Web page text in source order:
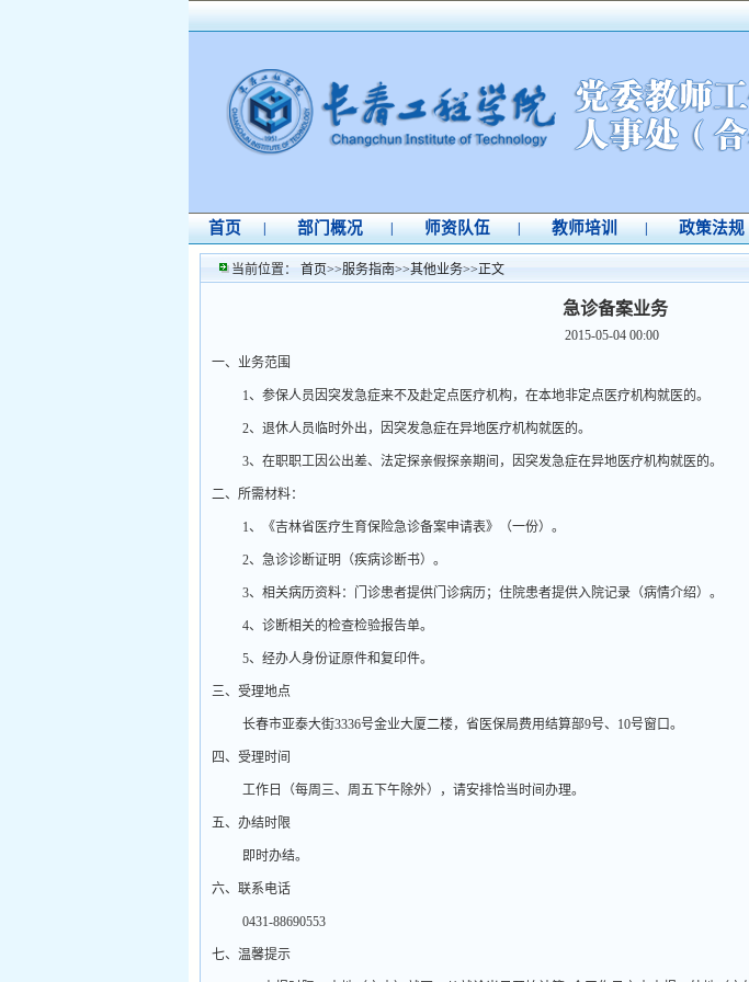
首页 部门概况 师资队伍 教师培训 政策法规
当前位置： 首页>>服务指南>>其他业务>>正文
急诊备案业务
2015-05-04 00:00
一、业务范围
1、参保人员因突发急症来不及赴定点医疗机构，在本地非定点医疗机构就医的。
2、退休人员临时外出，因突发急症在异地医疗机构就医的。
3、在职职工因公出差、法定探亲假探亲期间，因突发急症在异地医疗机构就医的。
二、所需材料：
1、《吉林省医疗生育保险急诊备案申请表》（一份）。
2、急诊诊断证明（疾病诊断书）。
3、相关病历资料：门诊患者提供门诊病历；住院患者提供入院记录（病情介绍）。
4、诊断相关的检查检验报告单。
5、经办人身份证原件和复印件。
三、受理地点
长春市亚泰大街3336号金业大厦二楼，省医保局费用结算部9号、 10号窗口。
四、受理时间
工作日（每周三、周五下午除外），请安排恰当时间办理。
五、办结时限
即时办结。
六、联系电话
0431-88690553
七、温馨提示